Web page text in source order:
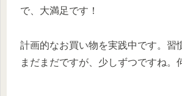
で、大満足です！
計画的なお買い物を実践中です。習
まだまだですが、少しずつですね。